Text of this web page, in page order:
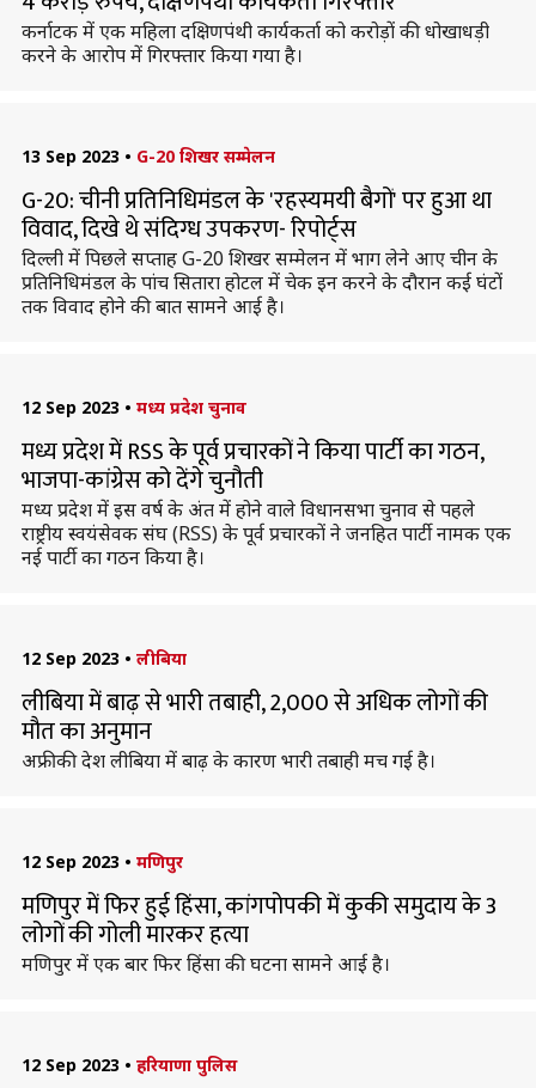
कर्नाटक में एक महिला दक्षिणपंथी कार्यकर्ता को करोड़ों की धोखाधड़ी
करने के आरोप में गिरफ्तार किया गया है।
13 Sep 2023 • G-20 शिखर सम्मेलन
G-20: चीनी प्रतिनिधिमंडल के 'रहस्यमयी बैगों' पर हुआ था
विवाद, दिखे थे संदिग्ध उपकरण- रिपोर्ट्स
दिल्ली में पिछले सप्ताह G-20 शिखर सम्मेलन में भाग लेने आए चीन के
प्रतिनिधिमंडल के पांच सितारा होटल में चेक इन करने के दौरान कई घंटों
तक विवाद होने की बात सामने आई है।
12 Sep 2023 • मध्य प्रदेश चुनाव
मध्य प्रदेश में RSS के पूर्व प्रचारकों ने किया पार्टी का गठन,
भाजपा-कांग्रेस को देंगे चुनौती
मध्य प्रदेश में इस वर्ष के अंत में होने वाले विधानसभा चुनाव से पहले
राष्ट्रीय स्वयंसेवक संघ (RSS) के पूर्व प्रचारकों ने जनहित पार्टी नामक एक
नई पार्टी का गठन किया है।
12 Sep 2023 • लीबिया
लीबिया में बाढ़ से भारी तबाही, 2,000 से अधिक लोगों की
मौत का अनुमान
अफ्रीकी देश लीबिया में बाढ़ के कारण भारी तबाही मच गई है।
12 Sep 2023 • मणिपुर
मणिपुर में फिर हुई हिंसा, कांगपोपकी में कुकी समुदाय के 3
लोगों की गोली मारकर हत्या
मणिपुर में एक बार फिर हिंसा की घटना सामने आई है।
12 Sep 2023 • हरियाणा पुलिस